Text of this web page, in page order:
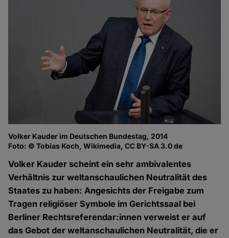
Volker Kauder im Deutschen Bundestag, 2014
Foto: © Tobias Koch, Wikimedia, CC BY-SA 3.0 de
Volker Kauder scheint ein sehr ambivalentes
Verhältnis zur weltanschaulichen Neutralität des
Staates zu haben: Angesichts der Freigabe zum
Tragen religiöser Symbole im Gerichtssaal bei
Berliner Rechtsreferendar:innen verweist er auf
das Gebot der weltanschaulichen Neutralität, die er